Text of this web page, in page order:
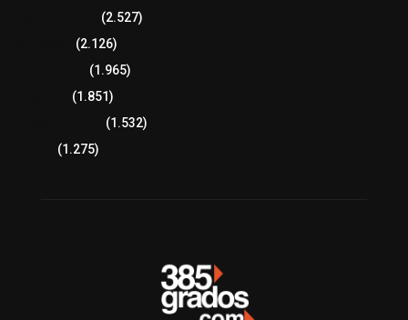
(2.527)
(2.126)
(1.965)
(1.851)
(1.532)
(1.275)